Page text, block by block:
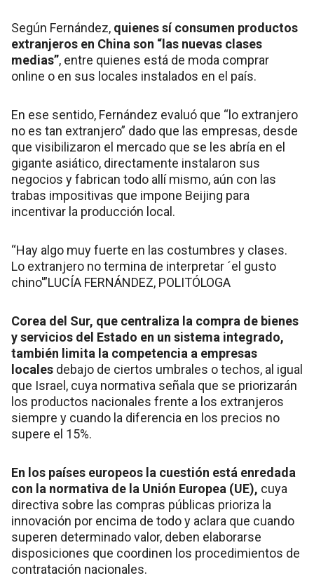
Según Fernández, quienes sí consumen productos
extranjeros en China son “las nuevas clases
medias”, entre quienes está de moda comprar
online o en sus locales instalados en el país.
En ese sentido, Fernández evaluó que “lo extranjero
no es tan extranjero” dado que las empresas, desde
que visibilizaron el mercado que se les abría en el
gigante asiático, directamente instalaron sus
negocios y fabrican todo allí mismo, aún con las
trabas impositivas que impone Beijing para
incentivar la producción local.
“Hay algo muy fuerte en las costumbres y clases.
Lo extranjero no termina de interpretar ´el gusto
chino'”LUCÍA FERNÁNDEZ, POLITÓLOGA
Corea del Sur, que centraliza la compra de bienes
y servicios del Estado en un sistema integrado,
también limita la competencia a empresas
locales debajo de ciertos umbrales o techos, al igual
que Israel, cuya normativa señala que se priorizarán
los productos nacionales frente a los extranjeros
siempre y cuando la diferencia en los precios no
supere el 15%.
En los países europeos la cuestión está enredada
con la normativa de la Unión Europea (UE), cuya
directiva sobre las compras públicas prioriza la
innovación por encima de todo y aclara que cuando
superen determinado valor, deben elaborarse
disposiciones que coordinen los procedimientos de
contratación nacionales.